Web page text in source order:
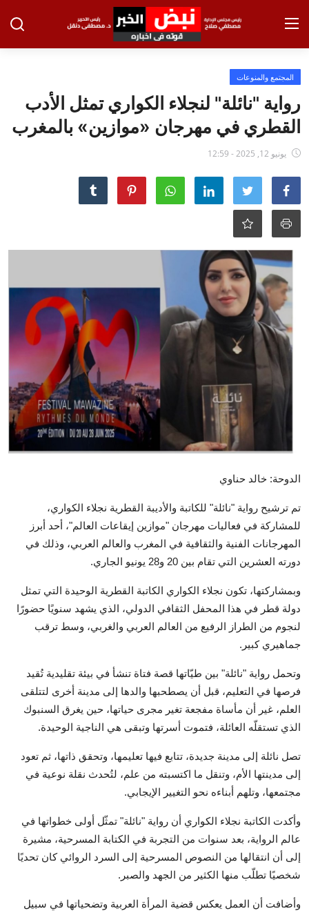
تسجيل الدخول
الرئيسية
الاخبار
الاقتصاد
الحوادث
التعليم
الطب والعلوم
الفن والثقافة
تكنولوجيا وإتصالات
الرياضة
المحافظات
المجتمع والمنوعات
أراء و مقالات
فيديوهات
المجتمع والمنوعات
رواية "نائلة" لنجلاء الكواري تمثل الأدب
القطري في مهرجان «موازين» بالمغرب
يونيو 12, 2025 - 12:59
الدوحة: خالد حناوي
تم ترشيح رواية "نائلة" للكاتبة والأديبة القطرية نجلاء الكواري،
للمشاركة في فعاليات مهرجان "موازين إيقاعات العالم"، أحد أبرز
المهرجانات الفنية والثقافية في المغرب والعالم العربي، وذلك في
دورته العشرين التي تقام بين 20 و28 يونيو الجاري.
وبمشاركتها، تكون نجلاء الكواري الكاتبة القطرية الوحيدة التي تمثل
دولة قطر في هذا المحفل الثقافي الدولي، الذي يشهد سنويًا حضورًا
لنجوم من الطراز الرفيع من العالم العربي والغربي، وسط ترقب
جماهيري كبير.
وتحمل رواية "نائلة" بين طيّاتها قصة فتاة تنشأ في بيئة تقليدية تُقيد
فرصها في التعليم، قبل أن يصطحبها والدها إلى مدينة أخرى لتتلقى
العلم، غير أن مأساة مفجعة تغير مجرى حياتها، حين يغرق السنبوك
الذي تستقلّه العائلة، فتموت أسرتها وتبقى هي الناجية الوحيدة.
تصل نائلة إلى مدينة جديدة، تتابع فيها تعليمها، وتحقق ذاتها، ثم تعود
إلى مدينتها الأم، وتنقل ما اكتسبته من علم، لتُحدث نقلة نوعية في
مجتمعها، وتلهم أبناءه نحو التغيير الإيجابي.
وأكدت الكاتبة نجلاء الكواري أن رواية "نائلة" تمثّل أولى خطواتها في
عالم الرواية، بعد سنوات من التجربة في الكتابة المسرحية، مشيرة
إلى أن انتقالها من النصوص المسرحية إلى السرد الروائي كان تحديًا
شخصيًا تطلّب منها الكثير من الجهد والصبر.
وأضافت أن العمل يعكس قضية المرأة العربية وتضحياتها في سبيل